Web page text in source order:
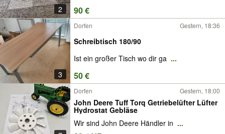
2 90 €
3
Dorfen Gestern, 18:36
Schreibtisch 180/90
Ist ein großer Tisch wo dir ga ...
50 €
Dorfen Gestern, 18:00
John Deere Tuff Torq Getriebelüfter Lüfter
Hydrostat Gebläse
Wir sind John Deere Händler in ...